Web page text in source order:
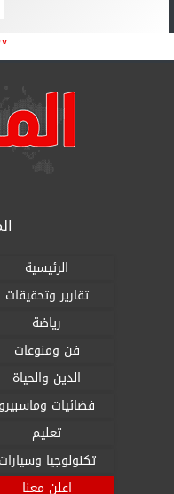
الرئيسية
تقارير وتحقيقات
رياضة
فن ومنوعات
الدين والحياة
فضائيات وماسبيرو
تعليم
تكنولوجيا وسيارات
اعلن معنا